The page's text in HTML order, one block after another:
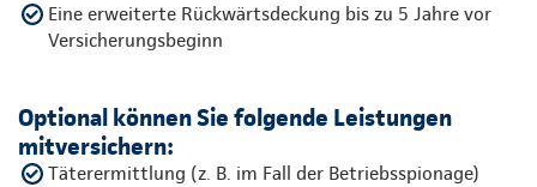
Eine erweiterte Rückwärtsdeckung bis zu 5 Jahre vor
Versicherungsbeginn
Optional können Sie folgende Leistungen
mitversichern:
Täterermittlung (z. B. im Fall der Betriebsspionage)